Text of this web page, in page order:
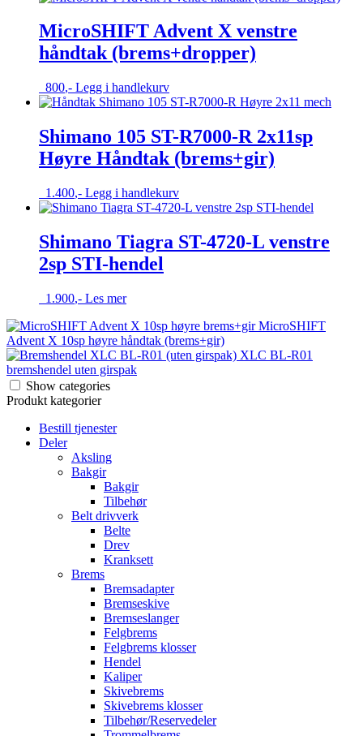
MicroSHIFT Advent X venstre
håndtak (brems+dropper)
800,- Legg i handlekurv
Shimano 105 ST-R7000-R 2x11sp
Høyre Håndtak (brems+gir)
1.400,- Legg i handlekurv
Shimano Tiagra ST-4720-L venstre
2sp STI-hendel
1.900,- Les mer
MicroSHIFT
Advent X 10sp høyre håndtak (brems+gir)
XLC BL-R01
bremshendel uten girspak
Show categories
Produkt kategorier
Bestill tjenester
Deler
Aksling
Bakgir
Bakgir
Tilbehør
Belt drivverk
Belte
Drev
Kranksett
Brems
Bremsadapter
Bremseskive
Bremseslanger
Felgbrems
Felgbrems klosser
Hendel
Kaliper
Skivebrems
Skivebrems klosser
Tilbehør/Reservedeler